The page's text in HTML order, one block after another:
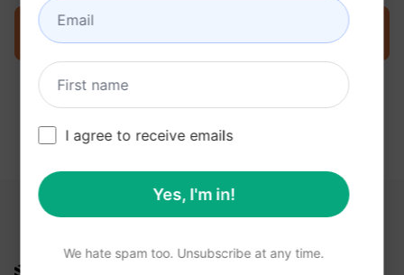
以下链接可能对您有所帮助
I agree to receive emails
Yes, I'm in!
We hate spam too. Unsubscribe at any time.